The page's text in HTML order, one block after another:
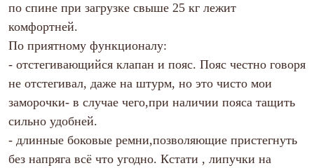
ИДЁМ В ПОХОД
Дневник капитана
Каталог дилеров
Компания
Баск сегодня
Отцы основатели
Производство
Баск в вашем городе
Контроль качества
Технологии
Команда Баск
по спине при загрузке свыше 25 кг лежит
комфортней.
По приятному функционалу:
- отстегивающийся клапан и пояс. Пояс честно говоря
не отстегивал, даже на штурм, но это чисто мои
заморочки- в случае чего,при наличии пояса тащить
сильно удобней.
- длинные боковые ремни,позволяющие пристегнуть
без напряга всё что угодно. Кстати , липучки на